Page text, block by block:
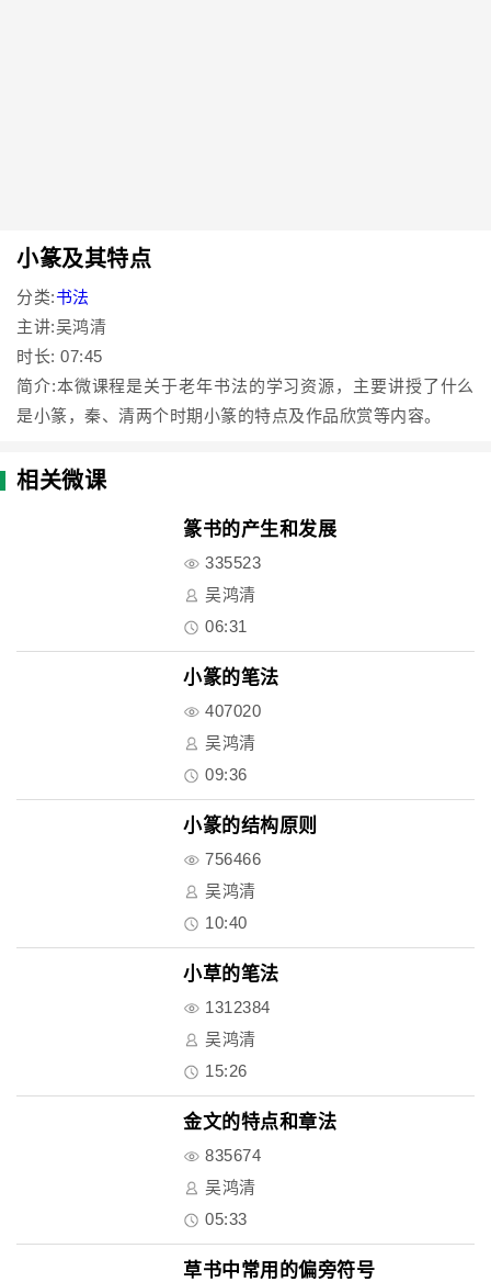
小篆及其特点
分类:书法
主讲:吴鸿清
时长: 07:45
简介:本微课程是关于老年书法的学习资源，主要讲授了什么
是小篆，秦、清两个时期小篆的特点及作品欣赏等内容。
相关微课
篆书的产生和发展
335523
吴鸿清
06:31
小篆的笔法
407020
吴鸿清
09:36
小篆的结构原则
756466
吴鸿清
10:40
小草的笔法
1312384
吴鸿清
15:26
金文的特点和章法
835674
吴鸿清
05:33
草书中常用的偏旁符号